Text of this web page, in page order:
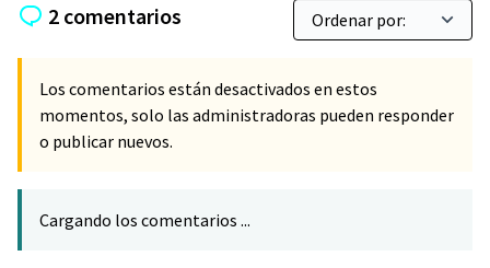
2 comentarios
Los comentarios están desactivados en estos
momentos, solo las administradoras pueden responder
o publicar nuevos.
Cargando los comentarios ...